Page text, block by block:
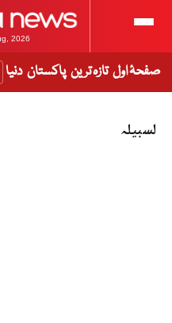
2026
صفحۂ اول تازہ ترین پاکستان دنیا
لسبیلہ